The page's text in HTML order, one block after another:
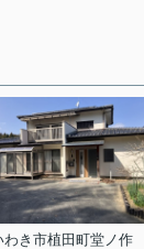
わき市植田町堂ノ作